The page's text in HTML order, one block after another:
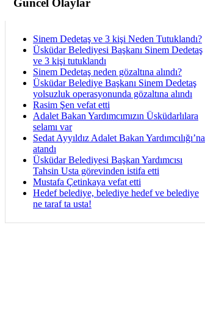
Sinem Dedetaş ve 3 kişi Neden Tutuklandı?
Üsküdar Belediyesi Başkanı Sinem Dedetaş
ve 3 kişi tutuklandı
Sinem Dedetaş neden gözaltına alındı?
Üsküdar Belediye Başkanı Sinem Dedetaş
yolsuzluk operasyonunda gözaltına alındı
Rasim Şen vefat etti
Adalet Bakan Yardımcımızın Üsküdarlılara
selamı var
Sedat Ayyıldız Adalet Bakan Yardımcılığı’na
atandı
Üsküdar Belediyesi Başkan Yardımcısı
Tahsin Usta görevinden istifa etti
Mustafa Çetinkaya vefat etti
Hedef belediye, belediye hedef ve belediye
ne taraf ta usta!